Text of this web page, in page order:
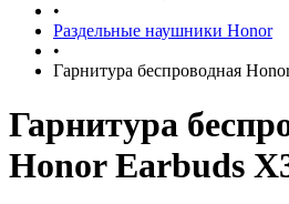
•
Раздельные наушники Honor
•
Гарнитура беспроводная
Гарнитура
Honor Earbuds